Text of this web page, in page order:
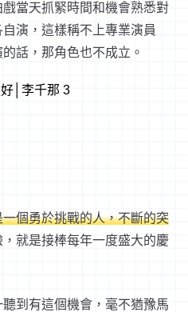
當天抓緊時間和機會熟悉對
演，這樣稱不上專業演員
話，那角色也不成立。
個勇於挑戰的人，不斷的突
就是接棒每年一度盛大的慶
到有這個機會，毫不猶豫馬